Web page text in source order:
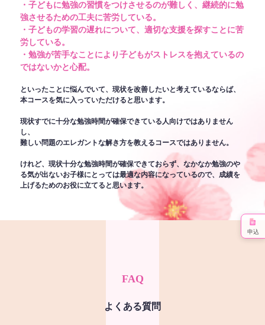
・子どもに勉強の習慣をつけさせるのが難しく、継続的に勉
強させるための工夫に苦労している。
・子どもの学習の遅れについて、適切な支援を探すことに苦
労している。
・勉強が苦手なことにより子どもがストレスを抱えているの
ではないかと心配。
といったことに悩んでいて、現状を改善したいと考えているならば、
本コースを気に入っていただけると思います。
現状すでに十分な勉強時間が確保できている人向けではありません
し、
難しい問題のエレガントな解き方を教えるコースではありません。
けれど、現状十分な勉強時間が確保できておらず、なかなか勉強のや
る気が出ないお子様にとっては最適な内容になっているので、成績を
上げるためのお役に立てると思います。
FAQ
よくある質問
申込